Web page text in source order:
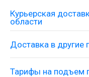
Курьерская
области
Доставка в другие
Тарифы на подъем